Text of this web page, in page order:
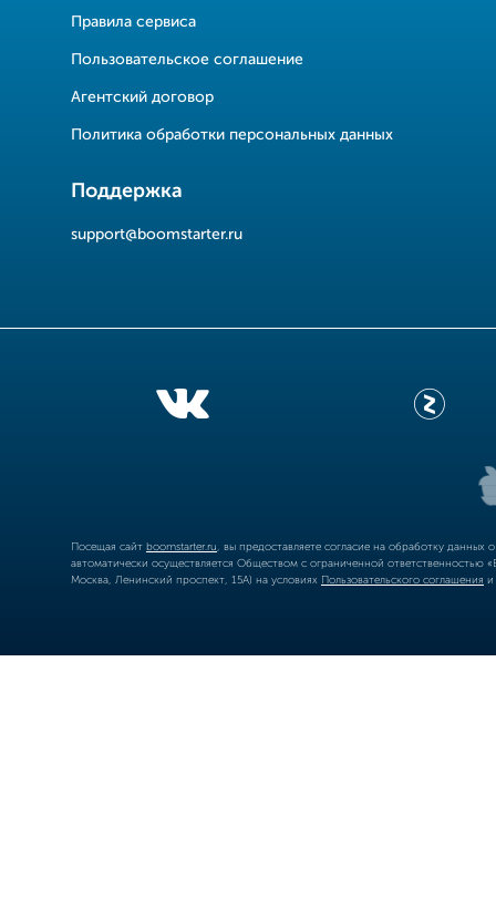
Правила сервиса
Пользовательское соглашение
Агентский договор
Политика обработки персональных данных
Поддержка
support@boomstarter.ru
Посещая сайт boomstarter.ru , вы предоставляете согласие на обработку
автоматически осуществляется Обществом с ограниченной
Москва, Ленинский проспект, 15А) на условиях Пользовательского соглашения и